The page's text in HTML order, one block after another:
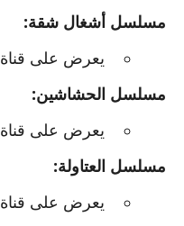
مسلسل أشغال شقة:
يعرض على قناة CBC و CBC Drama.
مسلسل الحشاشين:
يعرض على قناة MBC مصر و MBC Drama.
مسلسل العتاولة:
يعرض على قناة DMC و DMC Drama.